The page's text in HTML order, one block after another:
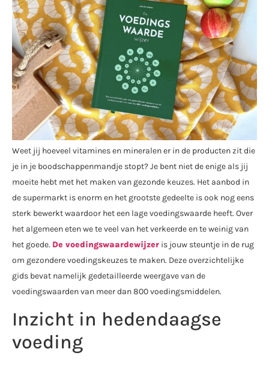
Weet jij hoeveel vitamines en mineralen er in de producten zit die
je in je boodschappenmandje stopt? Je bent niet de enige als jij
moeite hebt met het maken van gezonde keuzes. Het aanbod in
de supermarkt is enorm en het grootste gedeelte is ook nog eens
sterk bewerkt waardoor het een lage voedingswaarde heeft. Over
het algemeen eten we te veel van het verkeerde en te weinig van
het goede. De voedingswaardewijzer is jouw steuntje in de rug
om gezondere voedingskeuzes te maken. Deze overzichtelijke
gids bevat namelijk gedetailleerde weergave van de
voedingswaarden van meer dan 800 voedingsmiddelen.
Inzicht in hedendaagse
voeding